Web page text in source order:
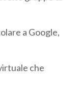
a Google,
che